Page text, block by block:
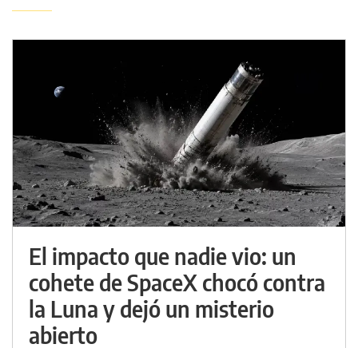
El impacto que nadie vio: un
cohete de SpaceX chocó contra
la Luna y dejó un misterio
abierto